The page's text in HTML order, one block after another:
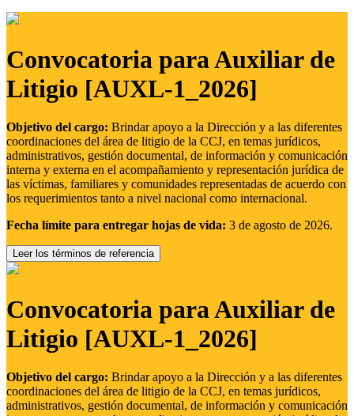
Convocatoria para Auxiliar de
Litigio [AUXL-1_2026]
Objetivo del cargo: Brindar apoyo a la Dirección y a las diferentes
coordinaciones del área de litigio de la CCJ, en temas jurídicos,
administrativos, gestión documental, de información y comunicación
interna y externa en el acompañamiento y representación jurídica de
las víctimas, familiares y comunidades representadas de acuerdo con
los requerimientos tanto a nivel nacional como internacional.
Fecha límite para entregar hojas de vida: 3 de agosto de 2026.
Leer los términos de referencia
Convocatoria para Auxiliar de
Litigio [AUXL-1_2026]
Objetivo del cargo: Brindar apoyo a la Dirección y a las diferentes
coordinaciones del área de litigio de la CCJ, en temas jurídicos,
administrativos, gestión documental, de información y comunicación